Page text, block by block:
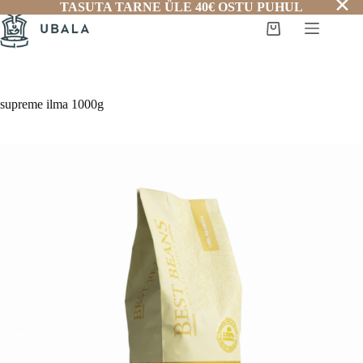
TASUTA TARNE ÜLE 40€ OSTU PUHUL ✕
to
content
Shopping
supreme ilma 1000g